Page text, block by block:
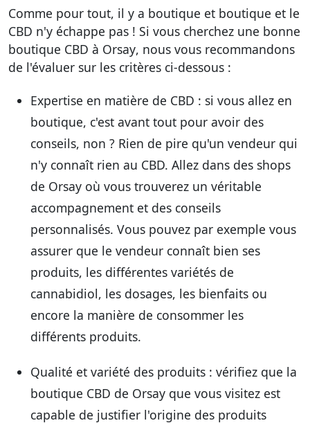
Comme pour tout, il y a boutique et boutique et le
CBD n'y échappe pas ! Si vous cherchez une bonne
boutique CBD à Orsay, nous vous recommandons
de l'évaluer sur les critères ci-dessous :
Expertise en matière de CBD : si vous allez en
boutique, c'est avant tout pour avoir des
conseils, non ? Rien de pire qu'un vendeur qui
n'y connaît rien au CBD. Allez dans des shops
de Orsay où vous trouverez un véritable
accompagnement et des conseils
personnalisés. Vous pouvez par exemple vous
assurer que le vendeur connaît bien ses
produits, les différentes variétés de
cannabidiol, les dosages, les bienfaits ou
encore la manière de consommer les
différents produits.
Qualité et variété des produits : vérifiez que la
boutique CBD de Orsay que vous visitez est
capable de justifier l'origine des produits